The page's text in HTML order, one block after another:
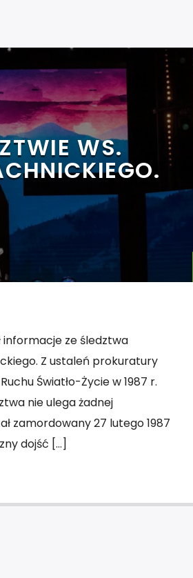
WS.
informacje ze śledztwa
Z ustaleń prokuratury
Światło-Życie w 1987 r.
nie ulega żadnej
zamordowany 27 lutego 1987
dojść […]